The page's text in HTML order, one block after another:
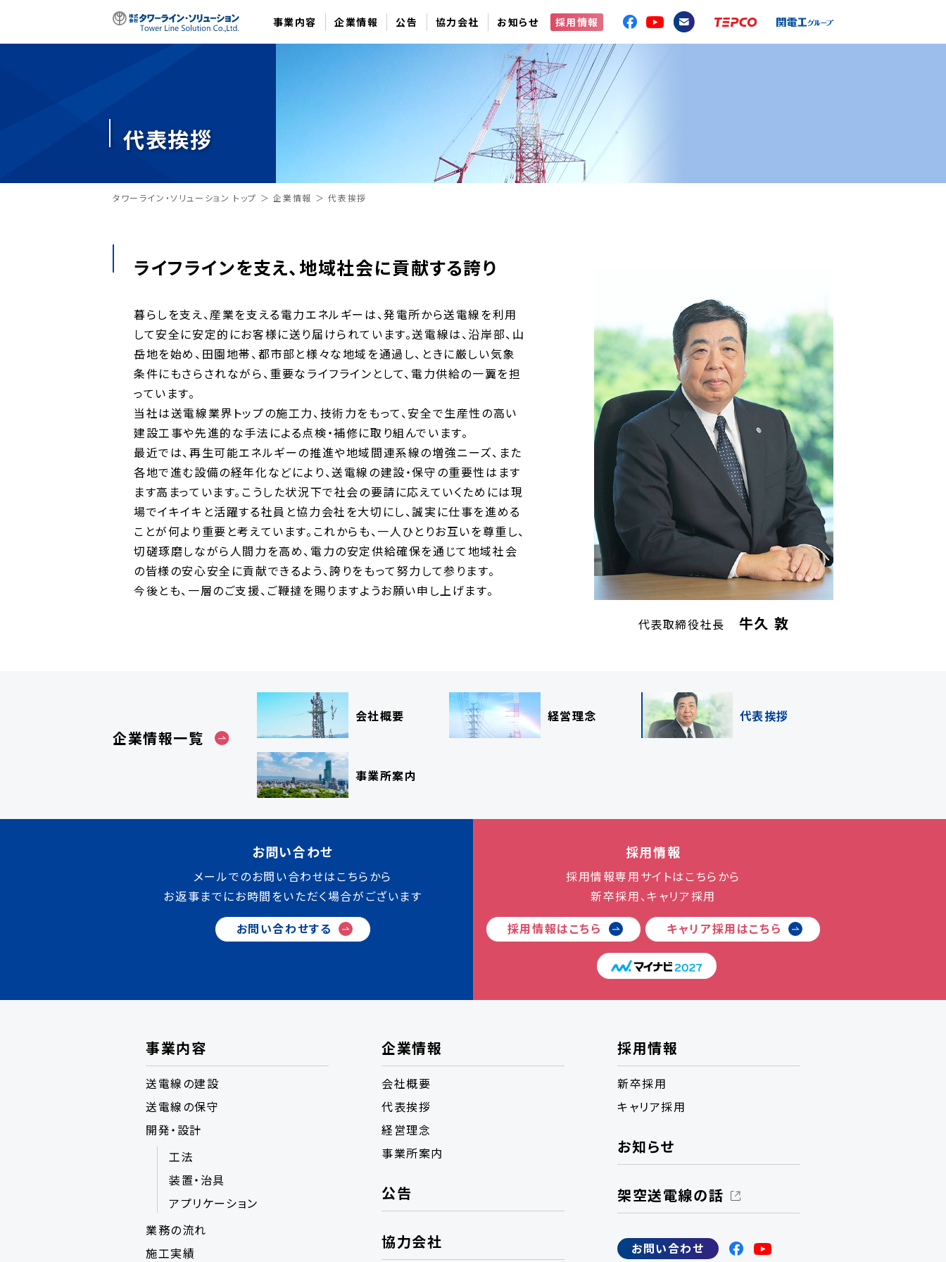
事業内容 企業情報 公告 協力会社 お知らせ 採用情報
代表挨拶
タワーライン・ソリューション トップ 企業情報 代表挨拶
ライフラインを支え、地域社会に貢献する誇り
暮らしを支え、産業を支える電力エネルギーは、発電所から送電線を利用
して安全に安定的にお客様に送り届けられています。送電線は、沿岸部、山
岳地を始め、田園地帯、都市部と様々な地域を通過し、ときに厳しい気象
条件にもさらされながら、重要なライフラインとして、電力供給の一翼を担
っています。
当社は送電線業界トップの施工力、技術力をもって、安全で生産性の高い
建設工事や先進的な手法による点検・補修に取り組んでいます。
最近では、再生可能エネルギーの推進や地域間連系線の増強ニーズ、また
各地で進む設備の経年化などにより、送電線の建設・保守の重要性はます
ます高まっています。こうした状況下で社会の要請に応えていくためには現
場でイキイキと活躍する社員と協力会社を大切にし、誠実に仕事を進める
ことが何より重要と考えています。これからも、一人ひとりお互いを尊重し、
切磋琢磨しながら人間力を高め、電力の安定供給確保を通じて地域社会
の皆様の安心安全に貢献できるよう、誇りをもって努力して参ります。
今後とも、一層のご支援、ご鞭撻を賜りますようお願い申し上げます。
代表取締役社長
牛久 敦
企業情報一覧
会社概要 経営理念 代表挨拶
事業所案内
お問い合わせ
メールでのお問い合わせはこちらから
お返事までにお時間をいただく場合がございます
お問い合わせする
採用情報
採用情報専用サイトはこちらから
新卒採用、キャリア採用
採用情報はこちら キャリア採用はこちら
事業内容
送電線の建設
送電線の保守
開発・設計
工法
装置・治具
アプリケーション
業務の流れ
施工実績
企業情報
会社概要
代表挨拶
経営理念
事業所案内
公告
協力会社
採用情報
新卒採用
キャリア採用
お知らせ
架空送電線の話
お問い合わせ